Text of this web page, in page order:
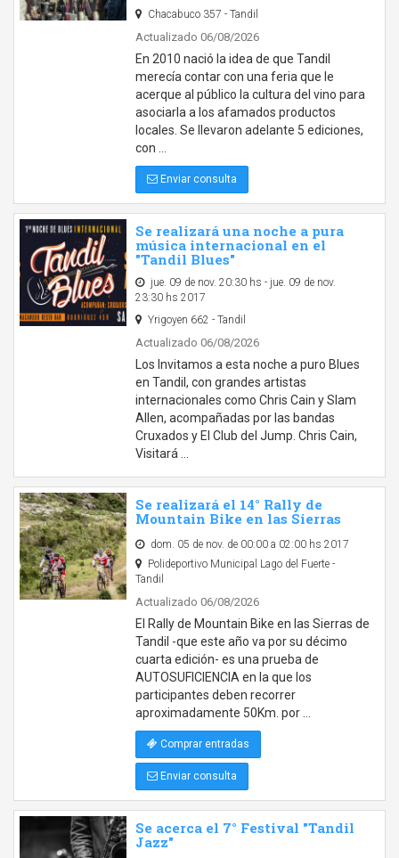
Chacabuco 357 - Tandil
Actualizado 06/08/2026
En 2010 nació la idea de que Tandil
merecía contar con una feria que le
acerque al público la cultura del vino para
asociarla a los afamados productos
locales. Se llevaron adelante 5 ediciones,
con …
Enviar consulta
Se realizará una noche a pura
música internacional en el
"Tandil Blues"
jue. 09 de nov. 20:30 hs - jue. 09 de nov.
23:30 hs 2017
Yrigoyen 662 - Tandil
Actualizado 06/08/2026
Los Invitamos a esta noche a puro Blues
en Tandil, con grandes artistas
internacionales como Chris Cain y Slam
Allen, acompañadas por las bandas
Cruxados y El Club del Jump. Chris Cain,
Visitará …
Se realizará el 14° Rally de
Mountain Bike en las Sierras
dom. 05 de nov. de 00:00 a 02:00 hs 2017
Polideportivo Municipal Lago del Fuerte -
Tandil
Actualizado 06/08/2026
El Rally de Mountain Bike en las Sierras de
Tandil -que este año va por su décimo
cuarta edición- es una prueba de
AUTOSUFICIENCIA en la que los
participantes deben recorrer
aproximadamente 50Km. por …
Comprar entradas
Enviar consulta
Se acerca el 7° Festival "Tandil
Jazz"